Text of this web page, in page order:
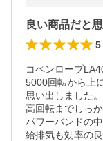
良い商品だと思
5
コペンローブ
5000回転から上
思い出しました。
高回転までしっ
パワーバンドの
給排気も効率の